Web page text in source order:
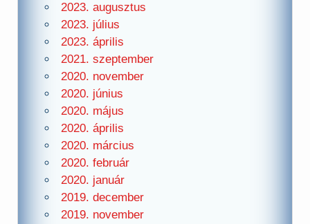
2023. augusztus
2023. július
2023. április
2021. szeptember
2020. november
2020. június
2020. május
2020. április
2020. március
2020. február
2020. január
2019. december
2019. november